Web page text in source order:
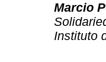
Marcio
Instituto